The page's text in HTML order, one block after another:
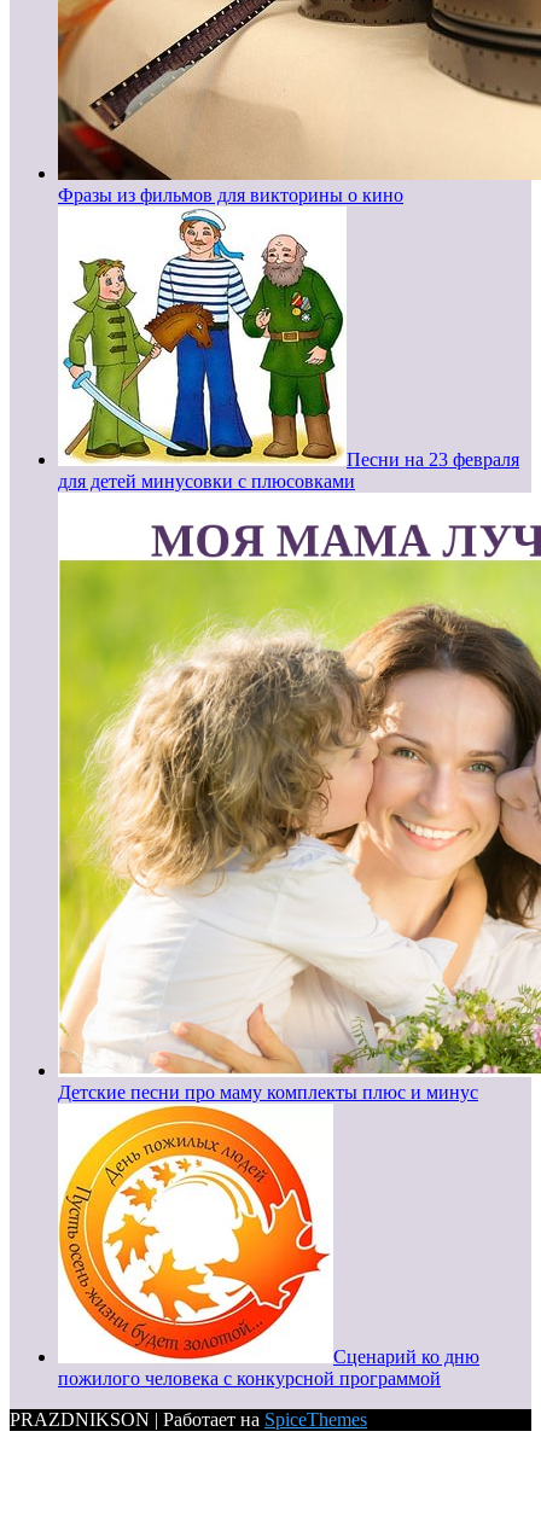
Фразы из фильмов для викторины о кино
Песни на 23 февраля
для детей минусовки с плюсовками
Детские песни про маму комплекты плюс и минус
Сценарий ко дню
пожилого человека с конкурсной программой
PRAZDNIKSON | Работает на SpiceThemes